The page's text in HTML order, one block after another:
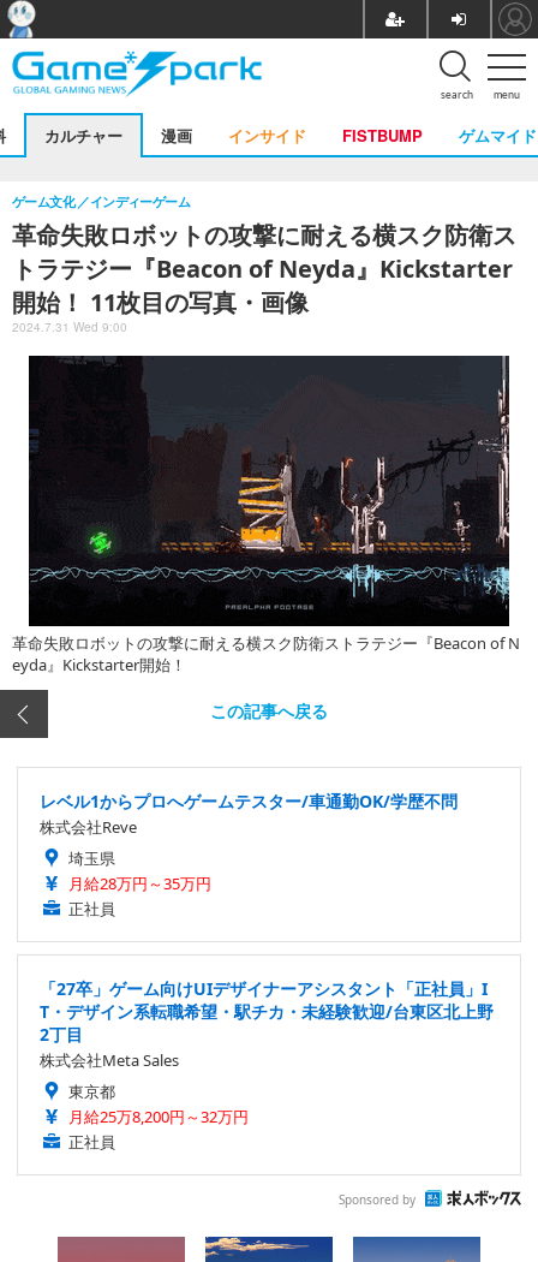
menu
search
カルチャー 漫画 インサイド FISTBUMP ゲムマイド
革命失敗ロボットの攻撃に耐える横スク防衛ス
トラテジー『Beacon of Neyda』Kickstarter
開始！ 11枚目の写真・画像
ゲーム文化 インディーゲーム
2024.7.31 Wed 9:00
革命失敗ロボットの攻撃に耐える横スク防衛ストラテジー『Beacon of N
eyda』Kickstarter開始！
この記事へ戻る
レベル1からプロへゲームテスター/車通勤OK/学歴不問
株式会社Reve
埼玉県
月給28万円～35万円
正社員
「27卒」ゲーム向けUIデザイナーアシスタント「正社員」I
T・デザイン系転職希望・駅チカ・未経験歓迎/台東区北上野
2丁目
株式会社Meta Sales
東京都
月給25万8,200円～32万円
正社員
Sponsored by